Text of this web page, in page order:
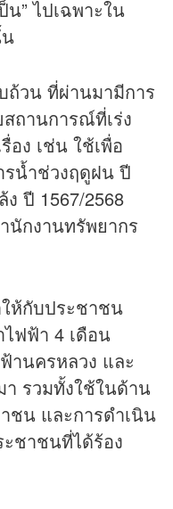
” ไปเฉพาะใน
ถ้วน ที่ผ่านมามีการ
ถานการณ์ที่เร่ง
อง เช่น ใช้เพื่อ
รน้ำช่วงฤดูฝน ปี
ปี 1567/2568
นักงานทรัพยากร
ห้กับประชาชน
ฟฟ้า 4 เดือน
านครหลวง และ
รวมทั้งใช้ในด้าน
ชน และการดำเนิน
ชาชนที่ได้ร้อง